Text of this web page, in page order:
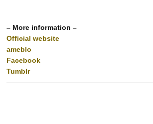
– More information –
Official website
ameblo
Facebook
Tumblr